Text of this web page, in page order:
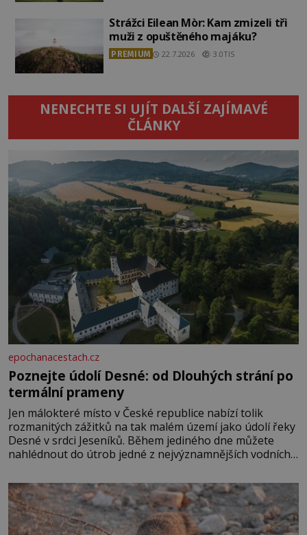
Strážci Eilean Mòr: Kam zmizeli tři
muži z opuštěného majáku?
PREMIUM 22.7.2026 3.0TIS
NENECHTE SI UJÍT DALŠÍ ZAJÍMAVÉ
ČLÁNKY
epochanacestach.cz
Poznejte údolí Desné: od Dlouhých strání po
termální prameny
Jen málokteré místo v České republice nabízí tolik
rozmanitých zážitků na tak malém území jako údolí řeky
Desné v srdci Jeseníků. Během jediného dne můžete
nahlédnout do útrob jedné z nejvýznamnějších vodních
se na koloběžce a den zakončit poznáváním památek ve
Velkých Losinách nebo v termálním